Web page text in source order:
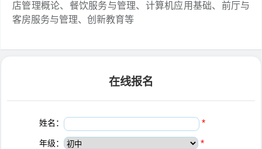
店管理概论、餐饮服务与管理、计算机应用基础、前厅与
客房服务与管理、创新教育等
在线报名
姓名： *
年级： *